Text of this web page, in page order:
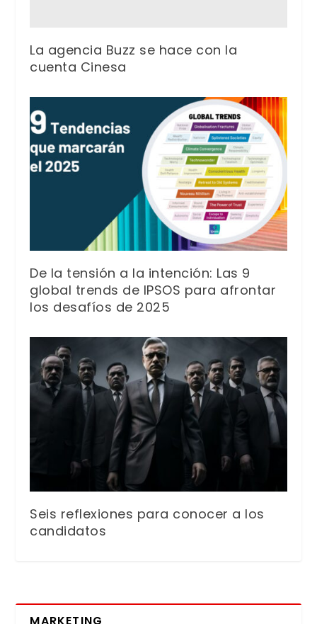
La agencia Buzz se hace con la
cuenta Cinesa
De la tensión a la intención: Las 9
global trends de IPSOS para afrontar
los desafíos de 2025
Seis reflexiones para conocer a los
candidatos